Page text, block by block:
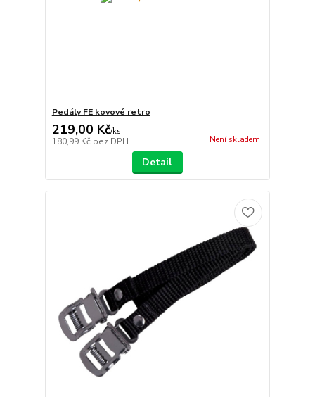
Pedály FE kovové retro
219,00 Kč/ks
180,99 Kč bez DPH Není skladem
Detail